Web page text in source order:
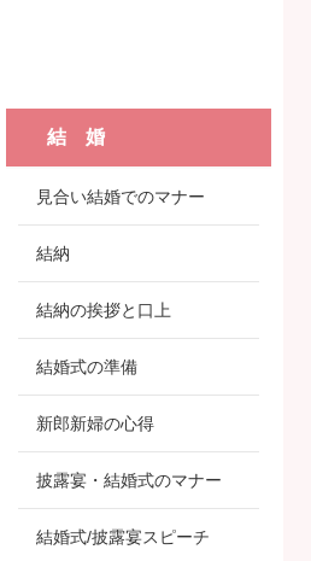
結 婚
見合い結婚でのマナー
結納
結納の挨拶と口上
結婚式の準備
新郎新婦の心得
披露宴・結婚式のマナー
結婚式/披露宴スピーチ